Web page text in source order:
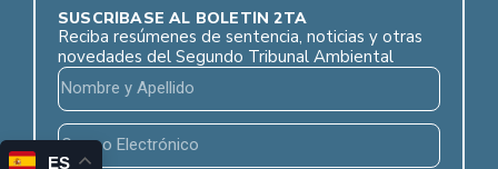
SUSCRÍBASE AL BOLETÍN 2TA
Reciba resúmenes de sentencia, noticias y otras
novedades del Segundo Tribunal Ambiental
ES